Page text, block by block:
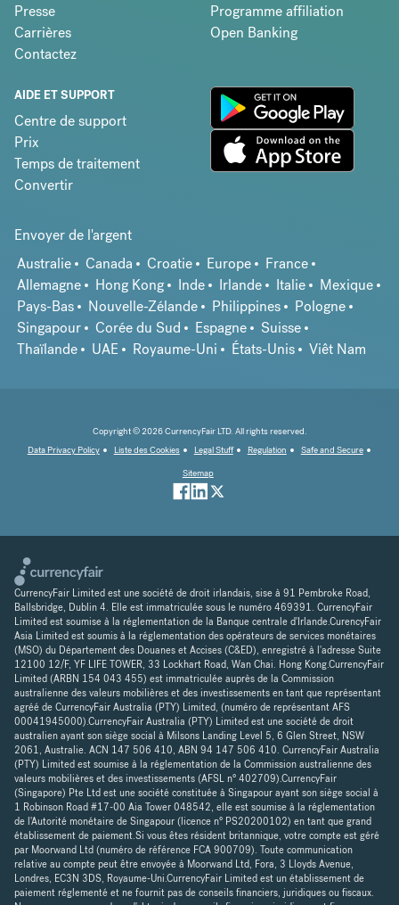
Presse
Carrières
Contactez
Programme affiliation
Open Banking
AIDE ET SUPPORT
Centre de support
Prix
Temps de traitement
Convertir
Envoyer de l'argent
Australie
Canada Croatie Europe
France
Allemagne
Hong Kong Inde Irlande Italie
Mexique
Pays-Bas
Nouvelle-Zélande Philippines
Pologne
Singapour
Corée du Sud Espagne
Suisse
Thaïlande
UAE Royaume-Uni États-Unis Viêt Nam
Copyright © 2026 CurrencyFair LTD. All rights reserved.
Data Privacy Policy
Liste des Cookies Legal Stuff Regulation
Safe and Secure
Sitemap
CurrencyFair Limited est une société de droit irlandais, sise à 91 Pembroke Road,
Ballsbridge, Dublin 4. Elle est immatriculée sous le numéro 469391. CurrencyFair
Limited est soumise à la réglementation de la Banque centrale d'Irlande.CurencyFair
Asia Limited est soumis à la réglementation des opérateurs de services monétaires
(MSO) du Département des Douanes et Accises (C&ED), enregistré à l'adresse Suite
12100 12/F, YF LIFE TOWER, 33 Lockhart Road, Wan Chai. Hong Kong.CurrencyFair
Limited (ARBN 154 043 455) est immatriculée auprès de la Commission
australienne des valeurs mobilières et des investissements en tant que représentant
agréé de CurrencyFair Australia (PTY) Limited, (numéro de représentant AFS
00041945000).CurrencyFair Australia (PTY) Limited est une société de droit
australien ayant son siège social à Milsons Landing Level 5, 6 Glen Street, NSW
2061, Australie. ACN 147 506 410, ABN 94 147 506 410. CurrencyFair Australia
(PTY) Limited est soumise à la réglementation de la Commission australienne des
valeurs mobilières et des investissements (AFSL n° 402709).CurrencyFair
(Singapore) Pte Ltd est une société constituée à Singapour ayant son siège social à
1 Robinson Road #17-00 Aia Tower 048542, elle est soumise à la réglementation
de l'Autorité monétaire de Singapour (licence n° PS20200102) en tant que grand
établissement de paiement.Si vous êtes résident britannique, votre compte est géré
par Moorwand Ltd (numéro de référence FCA 900709). Toute communication
relative au compte peut être envoyée à Moorwand Ltd, Fora, 3 Lloyds Avenue,
Londres, EC3N 3DS, Royaume-Uni.CurrencyFair Limited est un établissement de
paiement réglementé et ne fournit pas de conseils financiers, juridiques ou fiscaux.